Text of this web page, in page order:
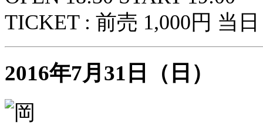
TICKET : 前売 1,000円 当
2016年7月31日（日）